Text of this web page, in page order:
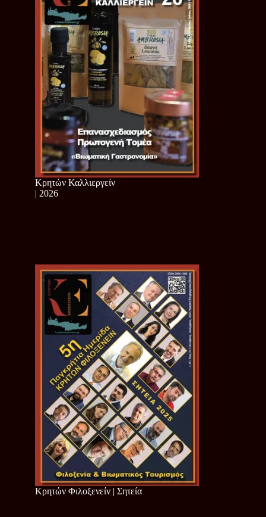
Κρητών Καλλιεργείν
| 2026
Κρητών Φιλοξενείν | Σητεία